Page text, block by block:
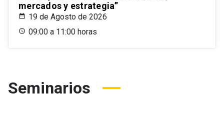
mercados y estrategia”
19 de Agosto de 2026
09:00 a 11:00 horas
Seminarios